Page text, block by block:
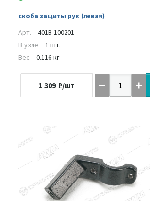
скоба защиты рук (левая)
Арт.
401B-100201
В узле
1 шт.
Вес
0.116 кг
1 309 ₽/шт